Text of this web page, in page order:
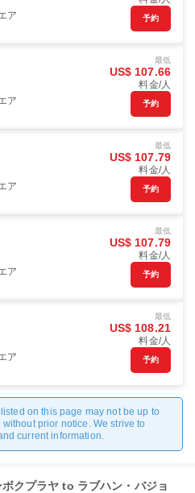
ア
予約
ア
最低
US$ 107.66
料金/人
予約
ア
最低
US$ 107.79
料金/人
予約
ア
最低
US$ 107.79
料金/人
予約
ア
最低
US$ 108.21
料金/人
予約
on this page may not be up to
prior notice. We strive to
current information.
クプラヤ to ラブハン・バジョ